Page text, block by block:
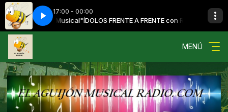
17:00 - 00:00
"El Aguijón Musical"ÍDOLOS FRENTE A FRENTE con Raul Castro
GÉNEROS DEL MUNDO (3)
MENÚ